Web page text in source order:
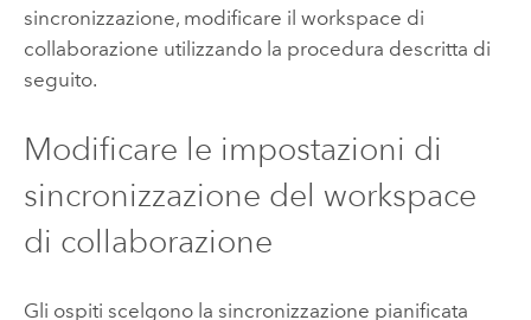
sincronizzazione, modificare il workspace di
collaborazione utilizzando la procedura descritta di
seguito.
Modificare le impostazioni di
sincronizzazione del workspace
di collaborazione
Gli ospiti scelgono la sincronizzazione pianificata